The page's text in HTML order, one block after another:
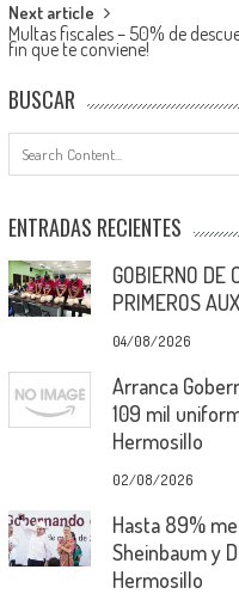
Next article
Multas fiscales – 50% de
fin que te conviene!
BUSCAR
ENTRADAS RECIENTES
GOBIERNO
PRIMEROS
04/08/2026
Arranca
109 mil
Hermosillo
02/08/2026
Hasta 89%
Sheinbaum y
Hermosillo